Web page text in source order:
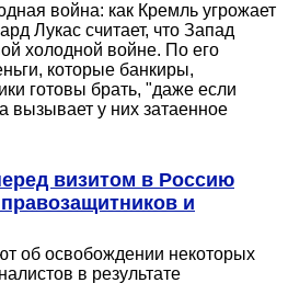
война: как Кремль угрожает
Лукас считает, что Запад
холодной войне. По его
которые банкиры,
готовы брать, "даже если
вызывает у них затаенное
визитом в Россию
и
об освобождении некоторых
в результате